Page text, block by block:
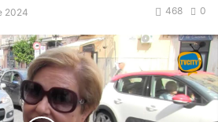
2024 0
468